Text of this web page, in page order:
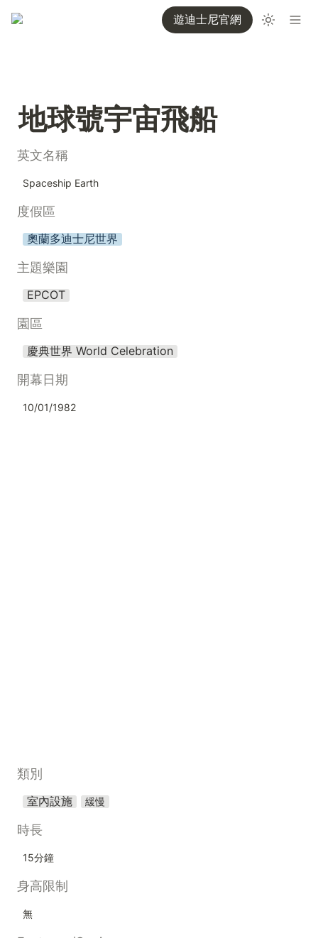
遊迪士尼官網
地球號宇宙飛船
英文名稱
Spaceship Earth
度假區
奧蘭多迪士尼世界
主題樂園
EPCOT
園區
慶典世界 World Celebration
開幕日期
10/01/1982
類別
室內設施 緩慢
時長
15分鐘
身高限制
無